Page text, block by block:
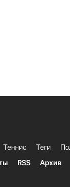
Теннис Теги
RSS Архив